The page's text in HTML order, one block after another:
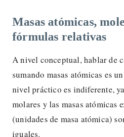
Masas atómicas,
fórmulas relativas
A nivel conceptual, hablar de
sumando masas atómicas es
nivel práctico es indiferente,
molares y las masas atómicas
(unidades de masa atómica)
iguales.